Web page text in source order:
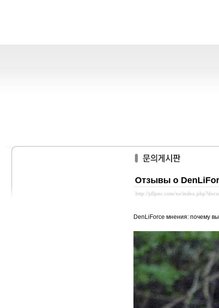
Отзывы о
http://jdlpnc.com/xe/
DenLiForce мнения: почему